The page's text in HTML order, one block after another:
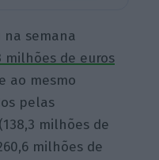
na semana
milhões de euros
ao mesmo
pelas
milhões de
milhões de